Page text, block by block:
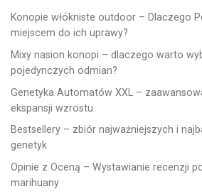
Konopie włókniste outdoor – Dlaczego
miejscem do ich uprawy?
Mixy nasion konopi – dlaczego warto
pojedynczych odmian?
Genetyka Automatów XXL –
ekspansji wzrostu
Bestsellery – zbiór najważniejszych i
genetyk
Opinie z Oceną – Wystawianie recenzji
marihuany